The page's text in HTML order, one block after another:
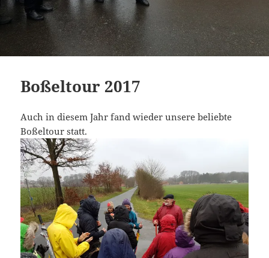
Boßeltour 2017
Auch in diesem Jahr fand wieder unsere beliebte
Boßeltour statt.